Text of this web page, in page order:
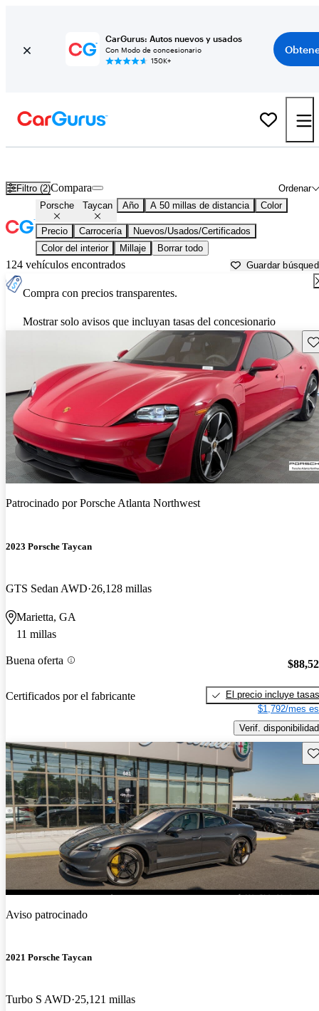
CarGurus: Autos nuevos y usados
Con Modo de concesionario
150K+
Filtro (2) Ordenar
Compara
Porsche Taycan Año A 50 millas de distancia Color
Precio Carrocería
Nuevos/Usados/Certificados
Color del interior
Millaje Borrar todo
124 vehículos encontrados Guardar
Compra con precios transparentes.
Mostrar solo avisos que incluyan tasas del concesionario
Patrocinado porPorsche Atlanta Northwest
2023 Porsche Taycan
GTS Sedan AWD 26,128 millas
Marietta, GA
11 millas
Buena oferta
Certificados por el fabricante
El precio incluye tasas
$1,792/mes
Verif. disponibilidad
Aviso patrocinado
2021 Porsche Taycan
Turbo S AWD 25,121 millas